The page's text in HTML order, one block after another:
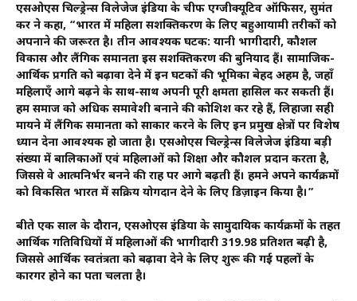
एसओएस चिल्ड्रेन्स विलेजेज इंडिया के चीफ एग्जीक्यूटिव ऑफिसर, सुमंत
कर ने कहा, “भारत में महिला सशक्तिकरण के लिए बहुआयामी तरीकों को
अपनाने की जरूरत है। तीन आवश्यक घटक: यानी भागीदारी, कौशल
विकास और लैंगिक समानता इस सशक्तिकरण की बुनियाद हैं। सामाजिक-
आर्थिक प्रगति को बढ़ावा देने में इन घटकों की भूमिका बेहद अहम है, जहाँ
महिलाएँ आगे बढ़ने के साथ-साथ अपनी पूरी क्षमता हासिल कर सकती हैं।
हम समाज को अधिक समावेशी बनाने की कोशिश कर रहे हैं, लिहाजा सही
मायने में लैंगिक समानता को साकार करने के लिए इन प्रमुख क्षेत्रों पर विशेष
ध्यान देना आवश्यक हो जाता है। एसओएस चिल्ड्रेन्स विलेजेज इंडिया बड़ी
संख्या में बालिकाओं एवं महिलाओं को शिक्षा और कौशल प्रदान करता है,
जिससे वे आत्मनिर्भर बनने की राह पर आगे बढ़ती हैं। हमने अपने कार्यक्रमों
को विकसित भारत में सक्रिय योगदान देने के लिए डिज़ाइन किया है।”
बीते एक साल के दौरान, एसओएस इंडिया के सामुदायिक कार्यक्रमों के तहत
आर्थिक गतिविधियों में महिलाओं की भागीदारी 319.98 प्रतिशत बढ़ी है,
जिससे आर्थिक स्वतंत्रता को बढ़ावा देने के लिए शुरू की गई पहलों के
कारगर होने का पता चलता है।